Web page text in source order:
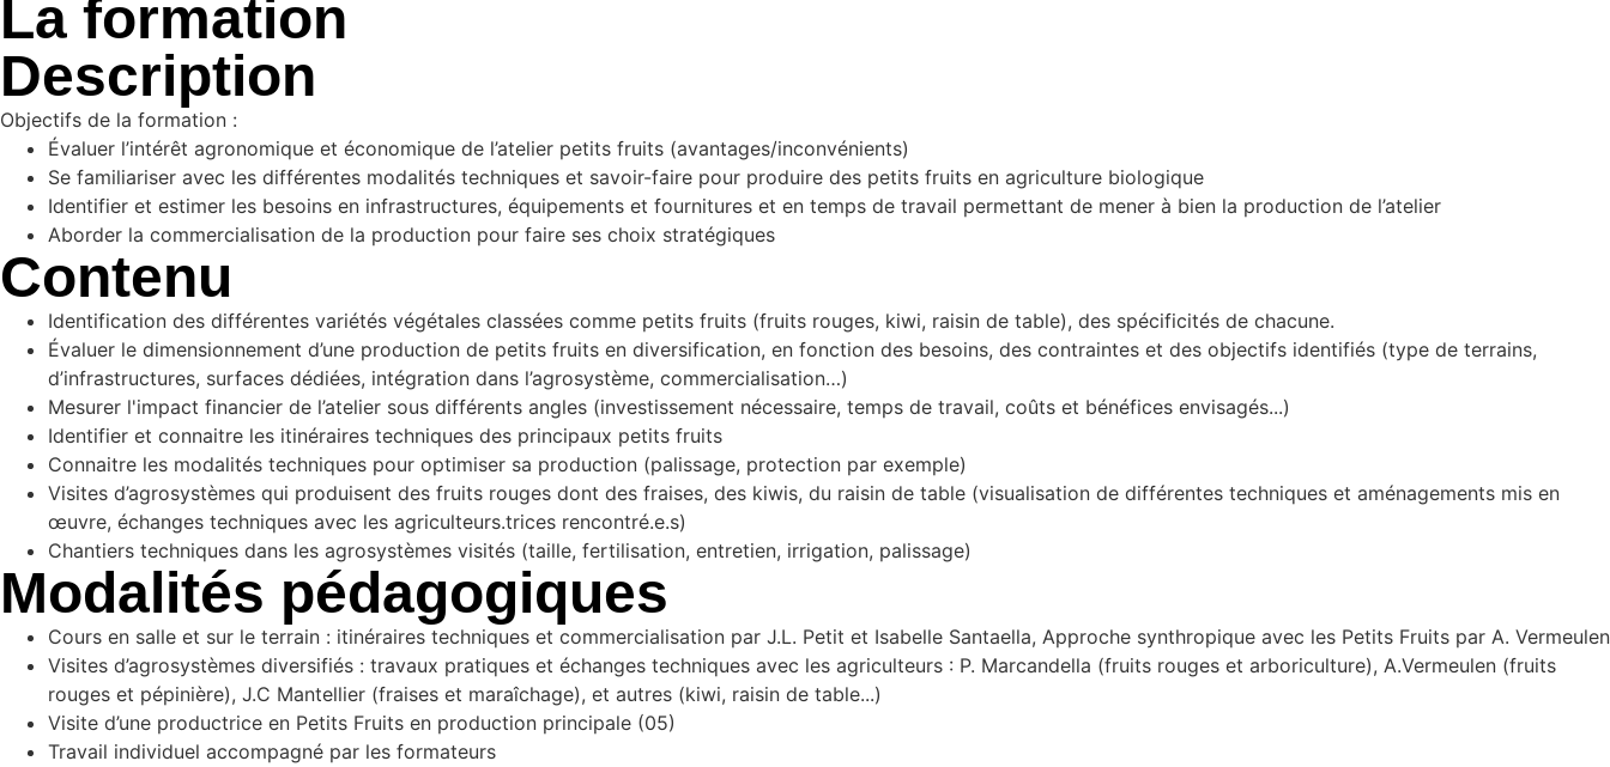
La formation
Description
Objectifs de la formation :
Évaluer l’intérêt agronomique et économique de l’atelier petits fruits (avantages/inconvénients)
Se familiariser avec les différentes modalités techniques et savoir-faire pour produire des petits fruits en agriculture biologique
Identifier et estimer les besoins en infrastructures, équipements et fournitures et en temps de travail permettant de mener à bien la production de l’atelier
Aborder la commercialisation de la production pour faire ses choix stratégiques
Contenu
Identification des différentes variétés végétales classées comme petits fruits (fruits rouges, kiwi, raisin de table), des spécificités de chacune.
Évaluer le dimensionnement d’une production de petits fruits en diversification, en fonction des besoins, des contraintes et des objectifs identifiés (type de terrains,
d’infrastructures, surfaces dédiées, intégration dans l’agrosystème, commercialisation…)
Mesurer l'impact financier de l’atelier sous différents angles (investissement nécessaire, temps de travail, coûts et bénéfices envisagés...)
Identifier et connaitre les itinéraires techniques des principaux petits fruits
Connaitre les modalités techniques pour optimiser sa production (palissage, protection par exemple)
Visites d’agrosystèmes qui produisent des fruits rouges dont des fraises, des kiwis, du raisin de table (visualisation de différentes techniques et aménagements mis en
œuvre, échanges techniques avec les agriculteurs.trices rencontré.e.s)
Chantiers techniques dans les agrosystèmes visités (taille, fertilisation, entretien, irrigation, palissage)
Modalités pédagogiques
Cours en salle et sur le terrain : itinéraires techniques et commercialisation par J.L. Petit et Isabelle Santaella, Approche synthropique avec les Petits Fruits par A. Vermeulen
Visites d’agrosystèmes diversifiés : travaux pratiques et échanges techniques avec les agriculteurs : P. Marcandella (fruits rouges et arboriculture), A.Vermeulen (fruits
rouges et pépinière), J.C Mantellier (fraises et maraîchage), et autres (kiwi, raisin de table...)
Visite d’une productrice en Petits Fruits en production principale (05)
Travail individuel accompagné par les formateurs